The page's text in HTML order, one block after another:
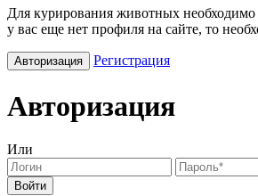
Для курирования животных необходимо
у вас еще нет профиля на сайте, то
Авторизация Регистрация
Авторизация
Или
Войти